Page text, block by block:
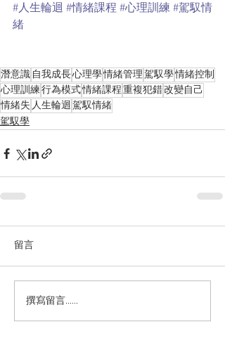
#人生輪迴 #情緒課程 #心理訓練 #駕馭情
緒
潛意識 自我成長心理學情緒管理駕馭學情緒控制
心理訓練行為模式情緒課程重複犯錯改變自己
情緒失人生輪迴駕馭情緒
駕馭學
留言
撰寫留言......